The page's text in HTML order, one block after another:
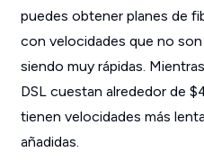
puedes obtener planes de
con velocidades que no
siendo muy rápidas.
DSL cuestan alrededor de
tienen velocidades más
añadidas.